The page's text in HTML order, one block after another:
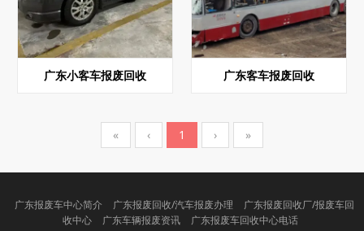
广东小客车报废回收 广东客车报废回收
« ‹ 1 › »
广东报废车中心简介 广东报废回收/汽车报废办理
广东报废回收厂/报废车回
收中心
广东车辆报废资讯 广东报废车回收中心电话